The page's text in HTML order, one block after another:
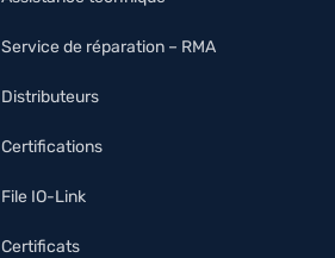
Service de réparation – RMA
Distributeurs
Certifications
File IO-Link
Certificats